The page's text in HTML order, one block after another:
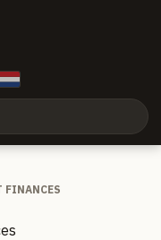
FINANCES